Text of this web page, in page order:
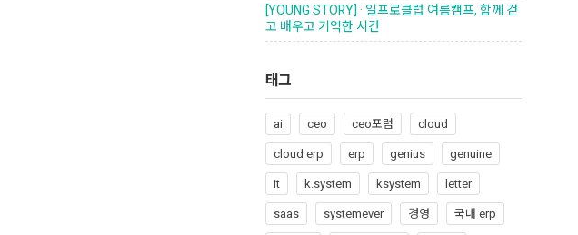
[YOUNG STORY] · 일프로클럽 여름캠프, 함께 걷
고 배우고 기억한 시간
태그
ai ceo ceo포럼
cloud
cloud erp
erp genius
genuine
it
k.system ksystem
letter
saas
systemever 경영
국내 erp